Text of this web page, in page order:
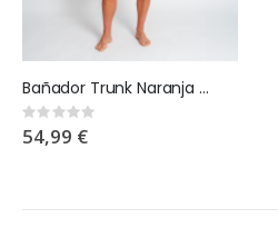
Bañador Trunk Naranja Wave Splash
Rating:
0%
54,99 €